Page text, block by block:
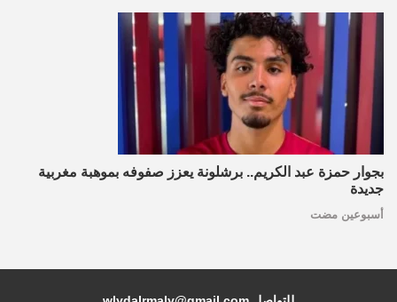
بجوار حمزة عبد الكريم.. برشلونة يعزز صفوفه بموهبة مغربية
جديدة
أسبوعين مضت